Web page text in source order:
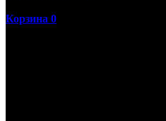
Корзина 0